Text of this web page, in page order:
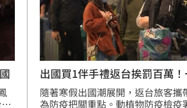
出國買1伴手禮返台挨罰百萬
隨著寒假出國潮展開，返台旅客攜
為防疫把關重點。動植物防疫檢疫